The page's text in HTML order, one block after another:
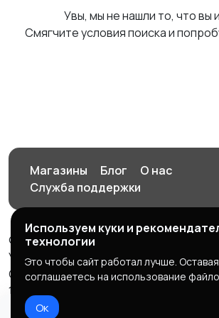
Увы, мы не нашли то, что вы
Смягчите условия поиска и
Магазины Блог
О нас
Служба поддержки
© 2026 Орен-АЙ - Авто | Недвижимость
Услуги
Создал Карусов Е.С ООО "ЦПК" ИНН
1235600008841
Используем куки и
технологии
Это чтобы сайт работал лучше.
соглашаетесь на использование
Ок